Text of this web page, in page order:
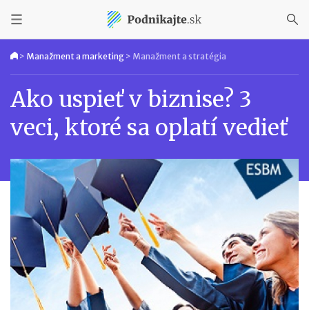
> Manažment a marketing > Manažment a stratégia
Ako uspieť v biznise? 3
veci, ktoré sa oplatí vedieť